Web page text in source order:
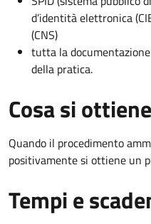
d’identità elettronica
(CNS)
tutta la
della pratica.
Cosa si ottiene
Quando il procedimento
positivamente si ottiene un
Tempi e